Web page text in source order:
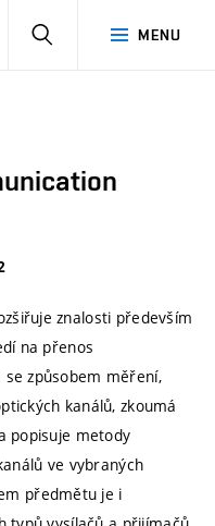
MENU
znalosti především
na přenos
způsobem měření,
kanálů, zkoumá
popisuje metody
ve vybraných
předmětu je i